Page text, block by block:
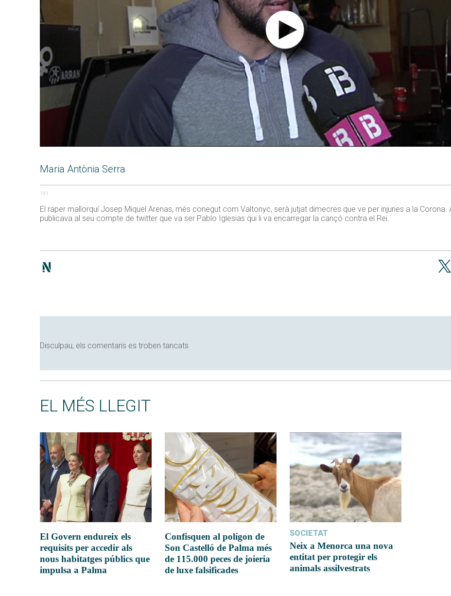
Maria Antònia Serra
191
El raper mallorquí Josep Miquel Arenas, més conegut com Valtonyc, serà jutjat dimecres que ve per injuries a la Corona.
publicava al seu compte de twitter que va ser Pablo Iglesias qui li va encarregar la cançó contra el Rei.
Disculpau, els comentaris es troben tancats
EL MÉS LLEGIT
El Govern endureix els
requisits per accedir als
nous habitatges públics que
impulsa a Palma
Confisquen al polígon de
Son Castelló de Palma més
de 115.000 peces de joieria
de luxe falsificades
SOCIETAT
Neix a Menorca una nova
entitat per protegir els
animals assilvestrats